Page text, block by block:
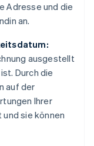
Adresse und die
an.
ausgestellt
Durch die
auf der
Ihrer
sie können